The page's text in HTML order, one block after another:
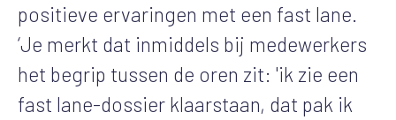
positieve ervaringen met een fast lane.
‘Je merkt dat inmiddels bij medewerkers
het begrip tussen de oren zit: 'ik zie een
fast lane-dossier klaarstaan, dat pak ik